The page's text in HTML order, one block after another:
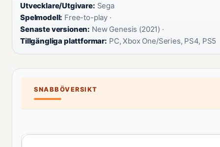
Utvecklare/Utgivare: Sega
Spelmodell: Free-to-play ·
Senaste versionen: New Genesis (2021) ·
Tillgängliga plattformar: PC, Xbox One/Series, PS4, PS5
SNABBÖVERSIKT